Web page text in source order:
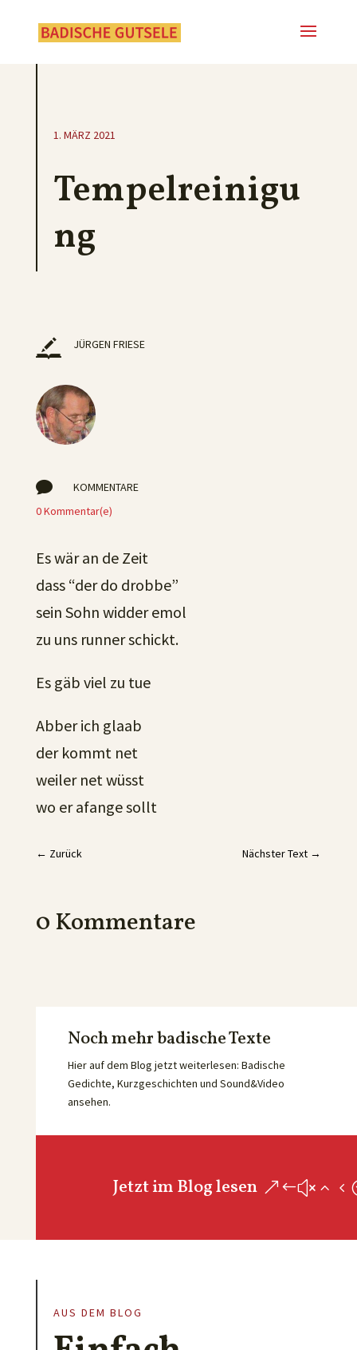
1. MÄRZ 2021
Tempelreinigu
ng
JÜRGEN FRIESE

KOMMENTARE
0 Kommentar(e)
Es wär an de Zeit
dass “der do drobbe”
sein Sohn widder emol
zu uns runner schickt.
Es gäb viel zu tue
Abber ich glaab
der kommt net
weiler net wüsst
wo er afange sollt
← Zurück Nächster Text →
0 Kommentare
Noch mehr badische Texte
Hier auf dem Blog jetzt weiterlesen: Badische
Gedichte, Kurzgeschichten und Sound&Video
ansehen.
Jetzt im Blog lesen
AUS DEM BLOG